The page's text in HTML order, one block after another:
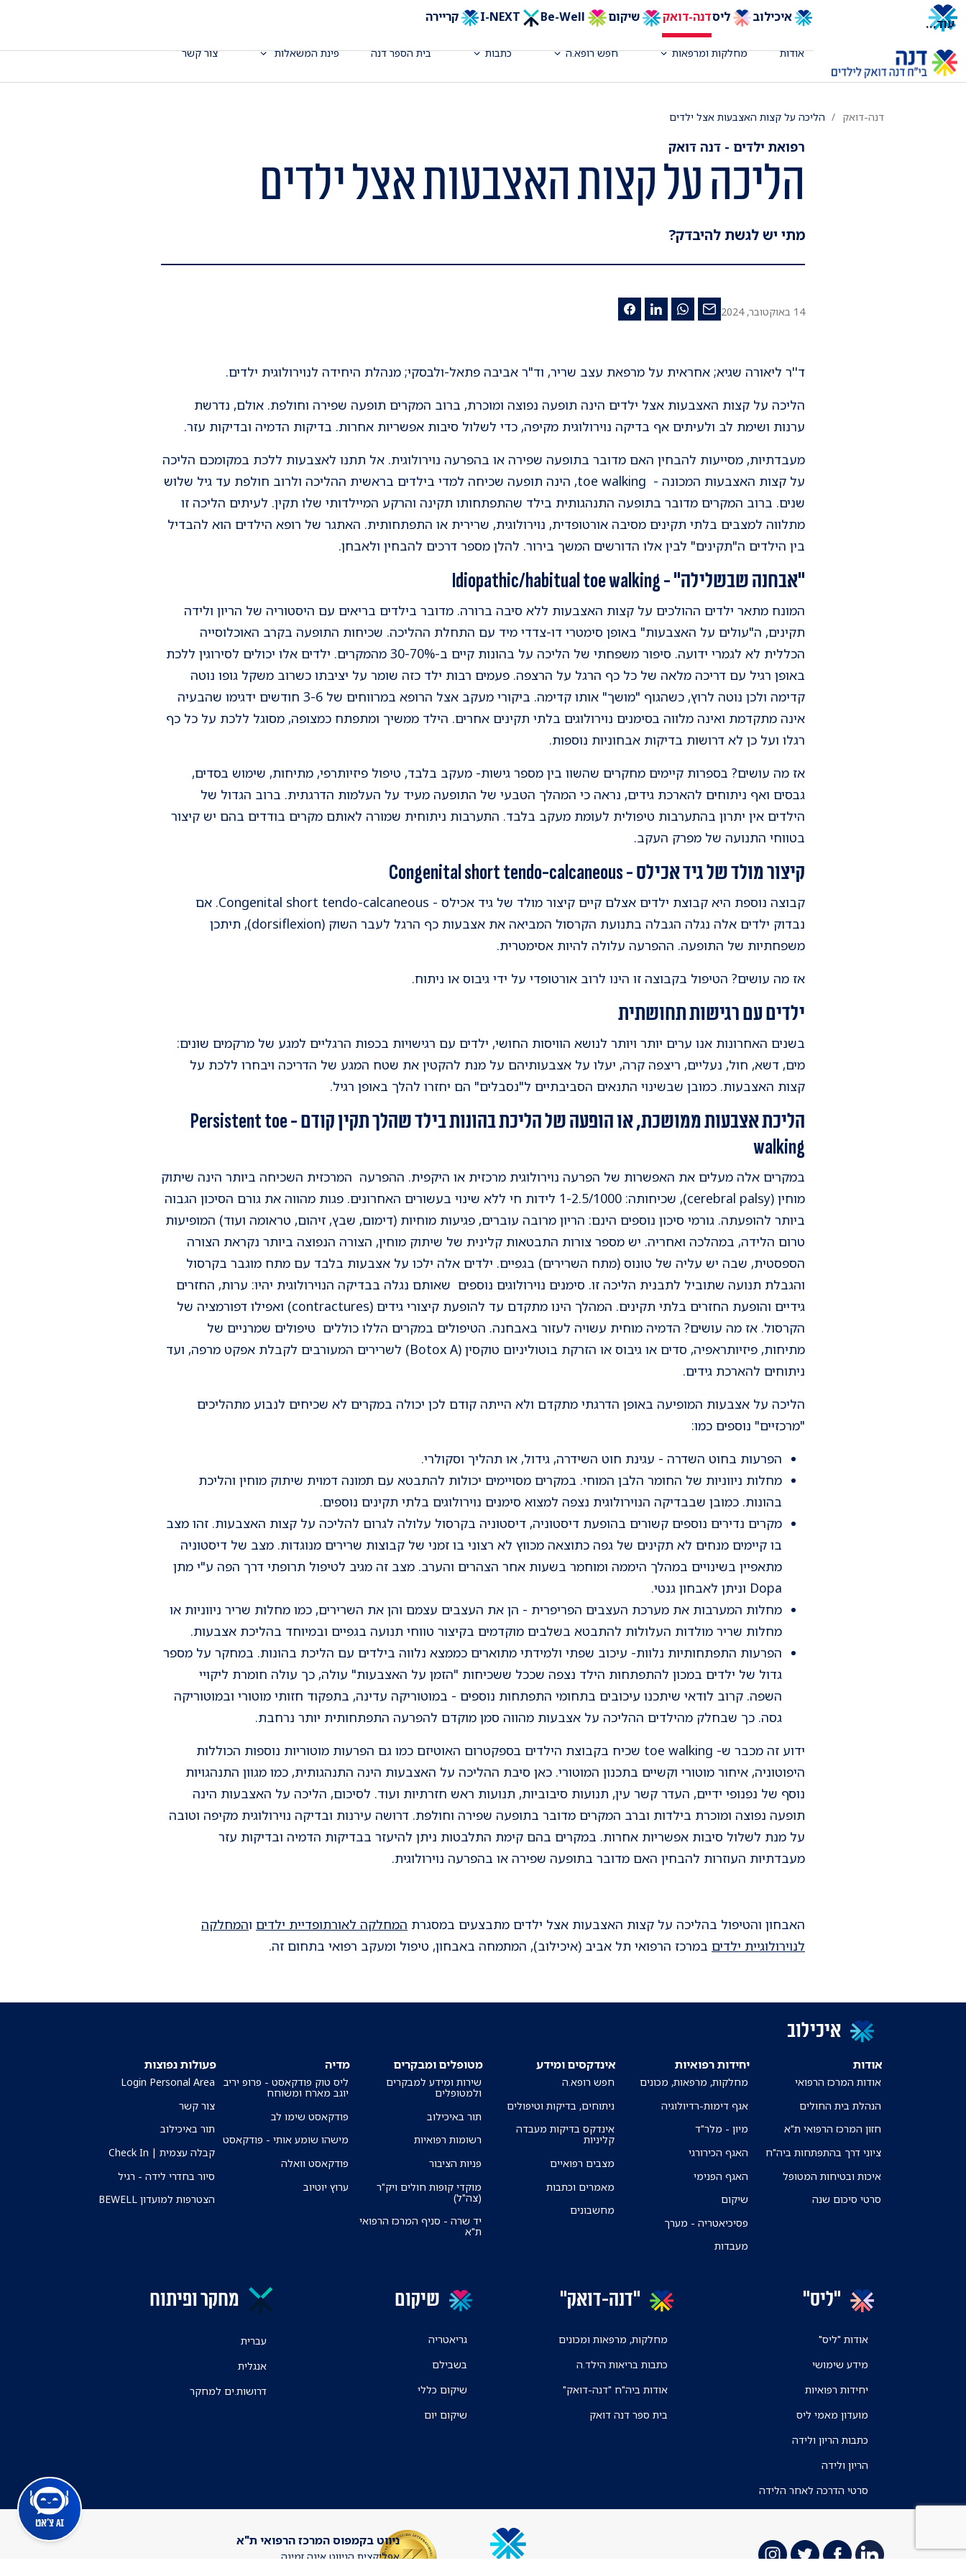
איכילוב ליסדנה-דואק שיקום I-NEXT קריירה
אודות מחלקות ומרפאות חפש רופא.ה כתבות בית הספר דנה פינת המשאלות צור קשר
עוד...
AI צ'אט
דנה-דואק הליכה על קצות האצבעות אצל ילדים
רפואת ילדים - דנה דואק
הליכה על קצות האצבעות אצל ילדים
מתי יש לגשת להיבדק?
14 באוקטובר, 2024
ד''ר ליאורה שגיא; אחראית על מרפאת עצב שריר, וד"ר אביבה פתאל-ולבסקי; מנהלת היחידה לנוירולוגית ילדים.
הליכה על קצות האצבעות אצל ילדים הינה תופעה נפוצה ומוכרת, ברוב המקרים תופעה שפירה וחולפת. אולם, נדרשת
ערנות ושימת לב ולעיתים אף בדיקה נוירולוגית מקיפה, כדי לשלול סיבות אפשריות אחרות. בדיקות הדמיה ובדיקות עזר.
מעבדתיות, מסייעות להבחין האם מדובר בתופעה שפירה או בהפרעה נוירולוגית. אל תתנו לאצבעות ללכת במקומכם הליכה
על קצות האצבעות המכונה - toe walking, הינה תופעה שכיחה למדי בילדים בראשית ההליכה ולרוב חולפת עד גיל שלוש
שנים. ברוב המקרים מדובר בתופעה התנהגותית בילד שהתפתחותו תקינה והרקע המיילדותי שלו תקין. לעיתים הליכה זו
מתלווה למצבים בלתי תקינים מסיבה אורטופדית, נוירולוגית, שרירית או התפתחותית. האתגר של רופא הילדים הוא להבדיל
בין הילדים ה"תקינים" לבין אלו הדורשים המשך בירור. להלן מספר דרכים להבחין ולאבחן.
"אבחנה שבשלילה" - Idiopathic/habitual toe walking
המונח מתאר ילדים ההולכים על קצות האצבעות ללא סיבה ברורה. מדובר בילדים בריאים עם היסטוריה של הריון ולידה
תקינים, ה"עולים על האצבעות" באופן סימטרי דו-צדדי מיד עם התחלת ההליכה. שכיחות התופעה בקרב האוכלוסייה
הכללית לא לגמרי ידועה. סיפור משפחתי של הליכה על בהונות קיים ב-30-70% מהמקרים. ילדים אלו יכולים לסירוגין ללכת
באופן רגיל עם דריכה מלאה של כל כף הרגל על הרצפה. פעמים רבות ילד כזה שומר על יציבתו כשרוב משקל גופו נוטה
קדימה ולכן נוטה לרוץ, כשהגוף "מושך" אותו קדימה. ביקורי מעקב אצל הרופא במרווחים של 3-6 חודשים ידגימו שהבעיה
אינה מתקדמת ואינה מלווה בסימנים נוירולוגים בלתי תקינים אחרים. הילד ממשיך ומתפתח כמצופה, מסוגל ללכת על כל כף
רגלו ועל כן לא דרושות בדיקות אבחוניות נוספות.
אז מה עושים? בספרות קיימים מחקרים שהשוו בין מספר גישות- מעקב בלבד, טיפול פיזיותרפי, מתיחות, שימוש בסדים,
גבסים ואף ניתוחים להארכת גידים, נראה כי המהלך הטבעי של התופעה מעיד על העלמות הדרגתית. ברוב הגדול של
הילדים אין יתרון בהתערבות טיפולית לעומת מעקב בלבד. התערבות ניתוחית שמורה לאותם מקרים בודדים בהם יש קיצור
בטווחי התנועה של מפרק העקב.
קיצור מולד של גיד אכילס - Congenital short tendo-calcaneous
קבוצה נוספת היא קבוצת ילדים אצלם קיים קיצור מולד של גיד אכילס - Congenital short tendo-calcaneous. אם
נבדוק ילדים אלה נגלה הגבלה בתנועת הקרסול המביאה את אצבעות כף הרגל לעבר השוק (dorsiflexion), תיתכן
משפחתיות של התופעה. ההפרעה עלולה להיות אסימטרית.
אז מה עושים? הטיפול בקבוצה זו הינו לרוב אורטופדי על ידי גיבוס או ניתוח.
ילדים עם רגישות תחושתית
בשנים האחרונות אנו ערים יותר ויותר לנושא הוויסות החושי, ילדים עם רגישויות בכפות הרגליים למגע של מרקמים שונים:
מים, דשא, חול, נעליים, ריצפה קרה, יעלו על אצבעותיהם על מנת להקטין את שטח המגע של הדריכה ויבחרו ללכת על
קצות האצבעות. כמובן שבשינוי התנאים הסביבתיים ל"נסבלים" הם יחזרו להלך באופן רגיל.
הליכת אצבעות ממושכת, או הופעה של הליכת בהונות בילד שהלך תקין קודם - Persistent toe
walking
במקרים אלה מעלים את האפשרות של הפרעה נוירולוגית מרכזית או היקפית. ההפרעה המרכזית השכיחה ביותר הינה שיתוק
מוחין (cerebral palsy), שכיחותה: 1-2.5/1000 לידות חי ללא שינוי בעשורים האחרונים. פגות מהווה את גורם הסיכון הגבוה
ביותר להופעתה. גורמי סיכון נוספים הינם: הריון מרובה עוברים, פגיעות מוחיות (דימום, שבץ, זיהום, טראומה ועוד) המופיעות
טרום הלידה, במהלכה ואחריה. יש מספר צורות התבטאות קלינית של שיתוק מוחין, הצורה הנפוצה ביותר נקראת הצורה
הספסטית, שבה יש עליה של טונוס (מתח השרירים) בגפיים. ילדים אלה ילכו על אצבעות בלבד עם מתח מוגבר בקרסול
והגבלת תנועה שתוביל לתבנית הליכה זו. סימנים נוירולוגים נוספים שאותם נגלה בבדיקה הנוירולוגית יהיו: ערות, החזרים
גידיים והופעת החזרים בלתי תקינים. המהלך הינו מתקדם עד להופעת קיצורי גידים (contractures) ואפילו דפורמציה של
הקרסול. אז מה עושים? הדמיה מוחית עשויה לעזור באבחנה. הטיפולים במקרים הללו כוללים טיפולים שמרניים של
מתיחות, פיזיותראפיה, סדים או גיבוס או הזרקת בוטוליניום טוקסין (Botox A) לשרירים המעורבים לקבלת אפקט מרפה, ועד
ניתוחים להארכת גידים.
הליכה על אצבעות המופיעה באופן הדרגתי מתקדם ולא הייתה קודם לכן יכולה במקרים לא שכיחים לנבוע מתהליכים
"מרכזיים" נוספים כמו:
הפרעות בחוט השדרה - עגינת חוט השידרה, גידול, או תהליך וסקולרי.
מחלות ניווניות של החומר הלבן המוחי. במקרים מסויימים יכולות להתבטא עם תמונה דמוית שיתוק מוחין והליכת
בהונות. כמובן שבבדיקה הנוירולוגית נצפה למצוא סימנים נוירולוגים בלתי תקינים נוספים.
מקרים נדירים נוספים קשורים בהופעת דיסטוניה, דיסטוניה בקרסול עלולה לגרום להליכה על קצות האצבעות. זהו מצב
בו קיימים מנחים לא תקינים של גפה כתוצאה מכווץ לא רצוני בו זמני של קבוצות שרירים מנוגדות. מצב של דיסטוניה
מתאפיין בשינויים במהלך היממה ומוחמר בשעות אחר הצהרים והערב. מצב זה מגיב לטיפול תרופתי דרך הפה ע"י מתן
Dopa וניתן לאבחון גנטי.
מחלות המערבות את מערכת העצבים הפריפרית - הן את העצבים עצמם והן את השרירים, כמו מחלות שריר ניווניות או
מחלות שריר מולדות העלולות להתבטא בשלבים מוקדמים בקיצור טווחי תנועה בגפיים ובמיוחד בהליכת אצבעות.
הפרעות התפתחותיות נלוות- עיכוב שפתי ולמידתי מתוארים כממצא נלווה בילדים עם הליכת בהונות. במחקר על מספר
גדול של ילדים במכון להתפתחות הילד נצפה שככל ששכיחות "הזמן על האצבעות" עולה, כך עולה חומרת ליקויי
השפה. קרוב לודאי שיתכנו עיכובים בתחומי התפתחות נוספים - במוטוריקה עדינה, בתפקוד חזותי מוטורי ובמוטוריקה
גסה. כך שבחלק מהילדים ההליכה על אצבעות מהווה סמן מוקדם להפרעה התפתחותית יותר נרחבת.
ידוע זה מכבר ש- toe walking שכיח בקבוצת הילדים בספקטרום האוטיזם כמו גם הפרעות מוטוריות נוספות הכוללות
היפוטוניה, איחור מוטורי וקשיים בתכנון המוטורי. כאן סיבת ההליכה על האצבעות הינה התנהגותית, כמו מגוון התנהגויות
נוסף של נפנופי ידיים, העדר קשר עין, תנועות סיבוביות, תנועות ראש חזרתיות ועוד. לסיכום, הליכה על האצבעות הינה
תופעה נפוצה ומוכרת בילדות וברב המקרים מדובר בתופעה שפירה וחולפת. דרושה עירנות ובדיקה נוירולוגית מקיפה וטובה
על מנת לשלול סיבות אפשריות אחרות. במקרים בהם קימת התלבטות ניתן להיעזר בבדיקות הדמיה ובדיקות עזר
מעבדתיות העוזרות להבחין האם מדובר בתופעה שפירה או בהפרעה נוירולוגית.
האבחון והטיפול בהליכה על קצות האצבעות אצל ילדים מתבצעים במסגרת המחלקה לאורתופדיית ילדים והמחלקה
לנוירולוגיית ילדים במרכז הרפואי תל אביב (איכילוב), המתמחה באבחון, טיפול ומעקב רפואי בתחום זה.
איכילוב
אודות
אודות המרכז הרפואי
הנהלת בית החולים
חזון המרכז הרפואי ת"א
ציוני דרך בהתפתחות ביה"ח
איכות ובטיחות המטופל
סרטי סיכום שנה
יחידות רפואיות
מחלקות, מרפאות, מכונים
אגף דימות-רדיולוגיה
מיון - מלר"ד
האגף הכירורגי
האגף הפנימי
שיקום
פסיכיאטריה - מערך
מעבדות
אינדקסים ומידע
חפש רופא.ה
ניתוחים, בדיקות וטיפולים
אינדקס בדיקות מעבדה
קליניות
מצבים רפואיים
מאמרים וכתבות
מחשבונים
מטופלים ומבקרים
שירות ומידע למבקרים
ולמטופלים
תור באיכילוב
רשומות רפואיות
פניות הציבור
מוקדי קופות חולים ויק"ר
(צה"ל)
יד שרה - סניף המרכז הרפואי
ת"א
מדיה
ליס טוק פודקאסט - פרופ יריב
יוגב מארח ומשוחח
פודקאסט שימו לב
מישהו שומע אותי - פודקאסט
פודקאסט וואלה
ערוץ יוטיוב
פעולות נפוצות
Login Personal Area
צור קשר
תור באיכילוב
קבלה עצמית | Check In
סיור בחדרי לידה - רגיל
הצטרפות למועדון BEWELL
"ליס"
אודות "ליס"
מידע שימושי
יחידות רפואיות
מועדון מאמי ליס
כתבות הריון ולידה
הריון ולידה
סרטי הדרכה לאחר הלידה
"דנה-דואק"
מחלקות, מרפאות ומכונים
כתבות בריאות הילד.ה
אודות ביה"ח "דנה-דואק"
בית ספר דנה דואק
שיקום
גריאטריה
בשבילם
שיקום כללי
שיקום יום
מחקר ופיתוח
עברית
אנגלית
דרושות.ים למחקר
ניווט בקמפוס המרכז הרפואי ת"א
אפליקצית הניווט אינה זמינה